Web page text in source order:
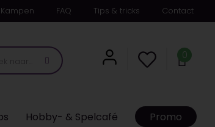
FAQ Tips & tricks Contact
0
Hobby- & Spelcafé Promo